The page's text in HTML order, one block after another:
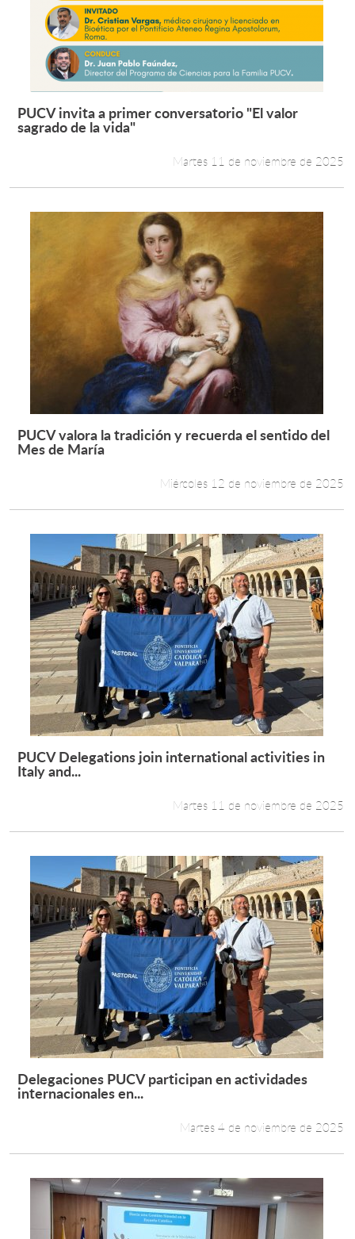
Leer más +
PUCV invita a primer conversatorio "El valor
sagrado de la vida"
Martes 11 de noviembre de 2025
Leer más +
PUCV valora la tradición y recuerda el sentido del
Mes de María
Miércoles 12 de noviembre de 2025
Leer más +
PUCV Delegations join international activities in
Italy and...
Martes 11 de noviembre de 2025
Leer más +
Delegaciones PUCV participan en actividades
internacionales en...
Martes 4 de noviembre de 2025